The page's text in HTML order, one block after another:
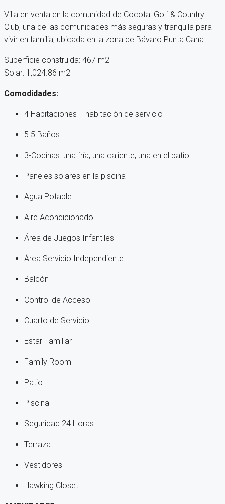
Villa en venta en la comunidad de Cocotal Golf & Country
Club, una de las comunidades más seguras y tranquila para
vivir en familia, ubicada en la zona de Bávaro Punta Cana.
Superficie construida: 467 m2
Solar: 1,024.86 m2
Comodidades:
4 Habitaciones + habitación de servicio
5.5 Baños
3-Cocinas: una fría, una caliente, una en el patio.
Paneles solares en la piscina
Agua Potable
Aire Acondicionado
Área de Juegos Infantiles
Área Servicio Independiente
Balcón
Control de Acceso
Cuarto de Servicio
Estar Familiar
Family Room
Patio
Piscina
Seguridad 24 Horas
Terraza
Vestidores
Hawking Closet